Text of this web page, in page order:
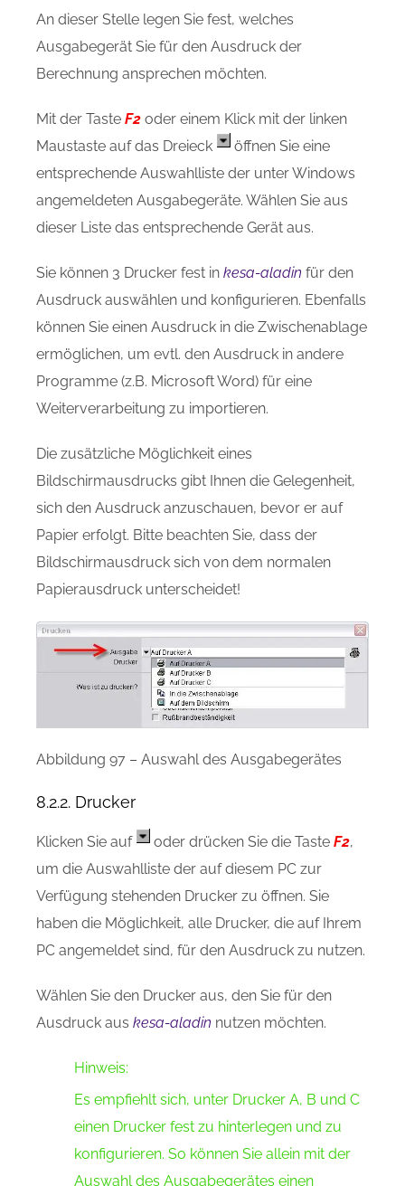
An dieser Stelle legen Sie fest, welches
Ausgabegerät Sie für den Ausdruck der
Berechnung ansprechen möchten.
Mit der Taste F2 oder einem Klick mit der linken
Maustaste auf das Dreieck
öffnen Sie eine
entsprechende Auswahlliste der unter Windows
angemeldeten Ausgabegeräte. Wählen Sie aus
dieser Liste das entsprechende Gerät aus.
Sie können 3 Drucker fest in kesa-aladin für den
Ausdruck auswählen und konfigurieren. Ebenfalls
können Sie einen Ausdruck in die Zwischenablage
ermöglichen, um evtl. den Ausdruck in andere
Programme (z.B. Microsoft Word) für eine
Weiterverarbeitung zu importieren.
Die zusätzliche Möglichkeit eines
Bildschirmausdrucks gibt Ihnen die Gelegenheit,
sich den Ausdruck anzuschauen, bevor er auf
Papier erfolgt. Bitte beachten Sie, dass der
Bildschirmausdruck sich von dem normalen
Papierausdruck unterscheidet!
Abbildung 97 – Auswahl des Ausgabegerätes
8.2.2. Drucker
Klicken Sie auf oder drücken Sie die Taste F2,
um die Auswahlliste der auf diesem PC zur
Verfügung stehenden Drucker zu öffnen. Sie
haben die Möglichkeit, alle Drucker, die auf Ihrem
PC angemeldet sind, für den Ausdruck zu nutzen.
Wählen Sie den Drucker aus, den Sie für den
Ausdruck aus kesa-aladin nutzen möchten.
Hinweis:
Es empfiehlt sich, unter Drucker A, B und C
einen Drucker fest zu hinterlegen und zu
konfigurieren. So können Sie allein mit der
Auswahl des Ausgabegerätes einen